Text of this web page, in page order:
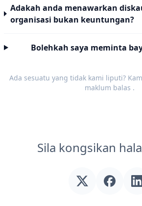
Adakah anda menawarkan
organisasi bukan keuntungan?
Bolehkah saya meminta
Ada sesuatu yang tidak kami liputi?
maklum balas .
Sila kongsikan